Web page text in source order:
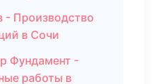
- Производство
в Сочи
Фундамент -
работы в